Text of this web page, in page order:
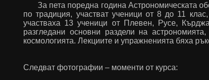
За пета поредна година Астрономическата
по традиция, участват ученици от 8 до 11
участваха 13 ученици от Плевен, Русе,
разгледани основни раздели на
космологията. Лекциите и упражненията бяха
Следват фотографии – моменти от курса: